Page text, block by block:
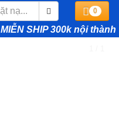
MIỄN SHIP 300k nội thành
0